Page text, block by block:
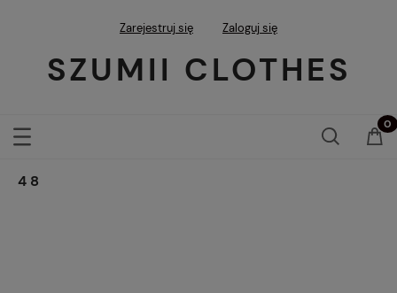
Zarejestruj się Zaloguj się
SZUMII CLOTHES
48